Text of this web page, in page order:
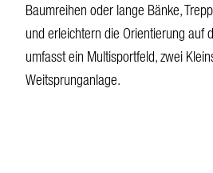
Baumreihen oder lange Bänke,
und erleichtern die Orientierung auf
umfasst ein Multisportfeld, zwei
Weitsprunganlage.